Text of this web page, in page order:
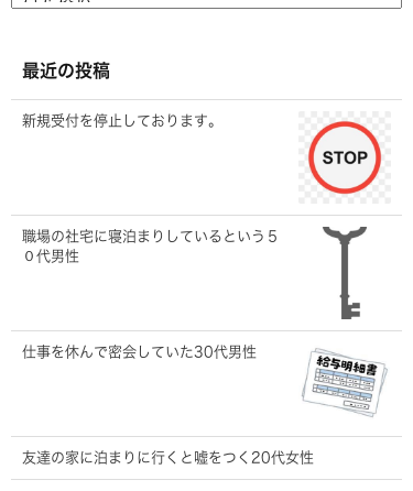
最近の投稿
新規受付を停止しております。
職場の社宅に寝泊まりしているという５
０代男性
仕事を休んで密会していた30代男性
友達の家に泊まりに行くと嘘をつく20代女性